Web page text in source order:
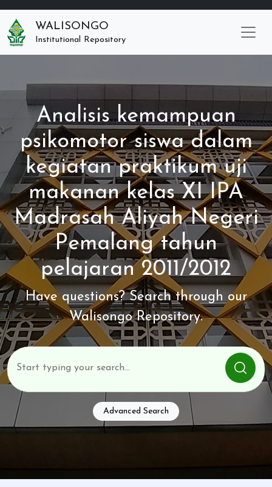
WALISONGO
Institutional Repository
Analisis kemampuan
psikomotor siswa dalam
kegiatan praktikum uji
makanan kelas XI IPA
Madrasah Aliyah Negeri
Pemalang tahun
pelajaran 2011/2012
Have questions? Search through our
Walisongo Repository.
Advanced Search